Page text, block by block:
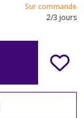
Sur commande
2/3 jours